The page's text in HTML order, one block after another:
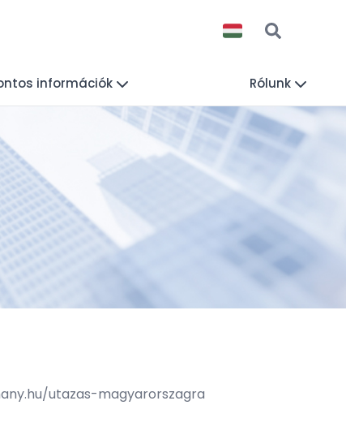
információk Rólunk
utazas-magyarorszagra